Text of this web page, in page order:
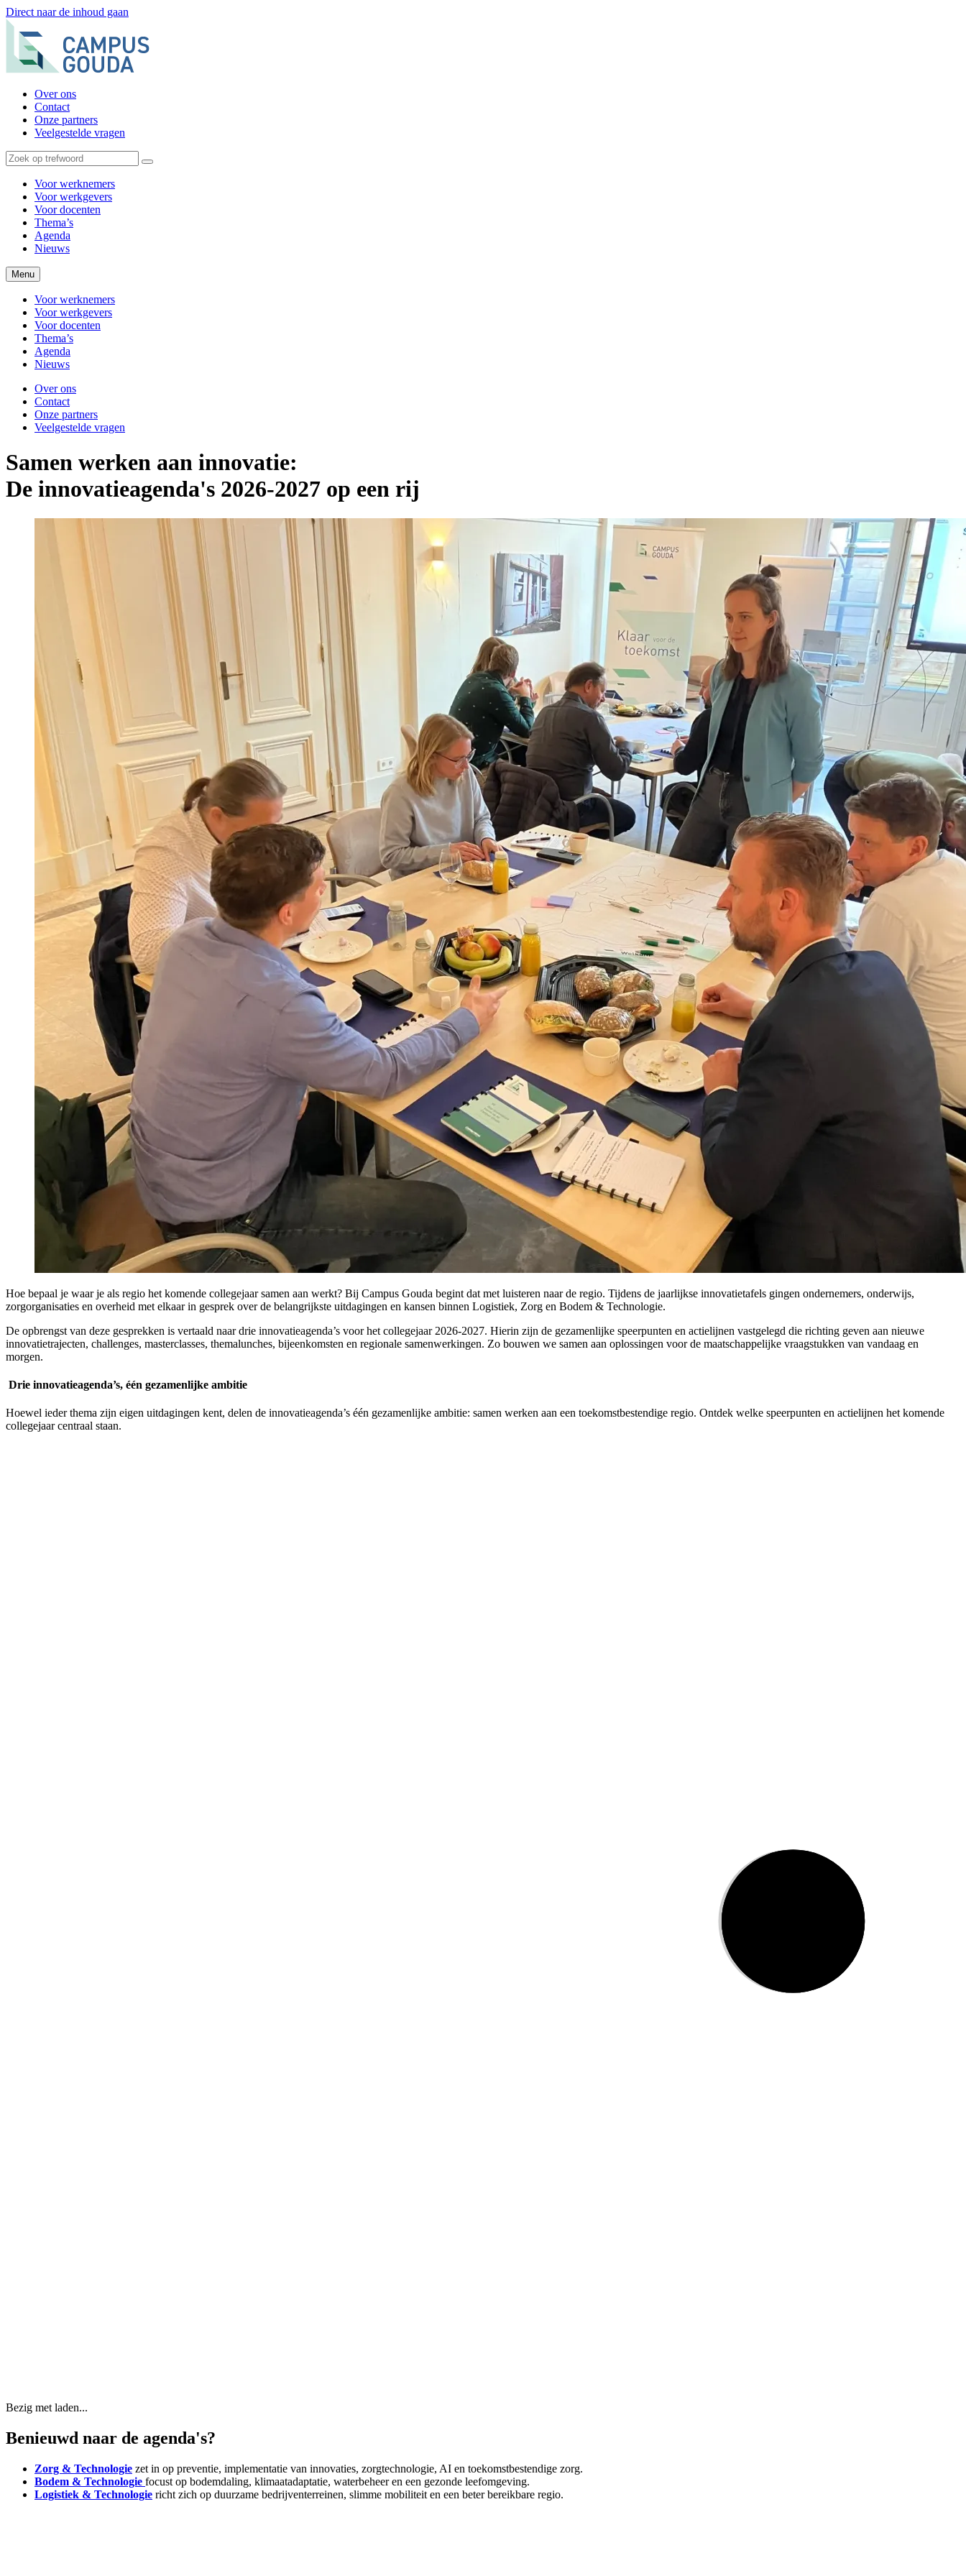
Direct naar de inhoud gaan
Over ons
Contact
Onze partners
Veelgestelde vragen
Voor werknemers
Voor werkgevers
Voor docenten
Thema’s
Agenda
Nieuws
Menu
Voor werknemers
Voor werkgevers
Voor docenten
Thema’s
Agenda
Nieuws
Over ons
Contact
Onze partners
Veelgestelde vragen
Samen werken aan innovatie:
De innovatieagenda's 2026-2027 op een rij
Hoe bepaal je waar je als regio het komende collegejaar samen aan werkt? Bij Campus Gouda begint dat met luisteren naar de regio. Tijdens de jaarlijkse innovatietafels gingen ondernemers, onderwijs,
zorgorganisaties en overheid met elkaar in gesprek over de belangrijkste uitdagingen en kansen binnen Logistiek, Zorg en Bodem & Technologie.
De opbrengst van deze gesprekken is vertaald naar drie innovatieagenda’s voor het collegejaar 2026-2027. Hierin zijn de gezamenlijke speerpunten en actielijnen vastgelegd die richting geven aan nieuwe
innovatietrajecten, challenges, masterclasses, themalunches, bijeenkomsten en regionale samenwerkingen. Zo bouwen we samen aan oplossingen voor de maatschappelijke vraagstukken van vandaag en
morgen.
Drie innovatieagenda’s, één gezamenlijke ambitie
Hoewel ieder thema zijn eigen uitdagingen kent, delen de innovatieagenda’s één gezamenlijke ambitie: samen werken aan een toekomstbestendige regio. Ontdek welke speerpunten en actielijnen het komende
collegejaar centraal staan.
Bezig met laden...
Benieuwd naar de agenda's?
Zorg & Technologie zet in op preventie, implementatie van innovaties, zorgtechnologie, AI en toekomstbestendige zorg.
Bodem & Technologie focust op bodemdaling, klimaatadaptatie, waterbeheer en een gezonde leefomgeving.
Logistiek & Technologie richt zich op duurzame bedrijventerreinen, slimme mobiliteit en een beter bereikbare regio.